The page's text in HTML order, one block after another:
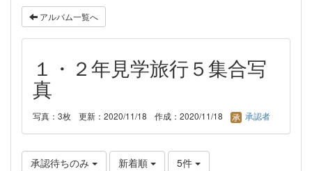
アルバム一覧へ
１・２年見学旅行５集合写
真
写真：3枚 更新：2020/11/18 作成：2020/11/18 承認者
承認待ちのみ 新着順 5件